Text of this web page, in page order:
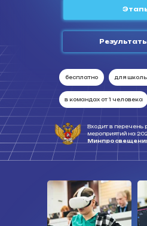
Входит в перечень
мероприятий на
для
в командах от 1 человека
бесплатно